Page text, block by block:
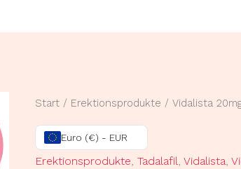
Start / Erektionsprodukte / Vidalista
Euro (€) - EUR
Erektionsprodukte,Tadalafil,Vidalista,
Vidalista
20mg
25